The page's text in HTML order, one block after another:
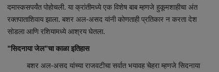
दमास्कसपर्यंत पोहोचली. या क्रांतीमध्ये एक विशेष बाब म्हणजे हुकूमशाहीचा अंत
रक्तपाताशिवाय झाला. बशर अल-असद यांनी कोणताही प्रतिकार न करता देश
सोडला आणि रशियामध्ये आश्रय घेतला.
"सिदनाया जेल"चा काळा इतिहास
बशर अल-असद यांच्या राजवटीचा सर्वात भयावह चेहरा म्हणजे सिदनाया